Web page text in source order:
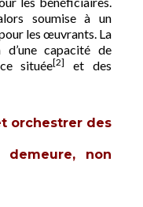
soumise à un
les œuvrants. La
capacité de
située[2]
et des
orchestrer des
demeure, non